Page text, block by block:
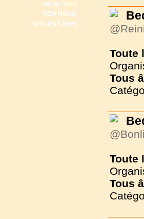
Val de l'Hort
VCH Hôtels
Vers les Cimes
Toute
Tous
Toute
Tous